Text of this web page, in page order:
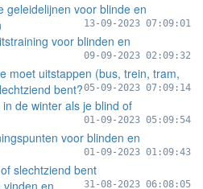
geleidelijnen voor blinde en
13-09-2023 07:09:01
voor blinden en
09-09-2023 02:09:32
moet uitstappen (bus, trein, tram,
bent?05-09-2023 07:09:14
de winter als je blind of
01-09-2023 05:09:54
voor blinden en
01-09-2023 01:09:43
slechtziend bent
31-08-2023 06:08:05
en